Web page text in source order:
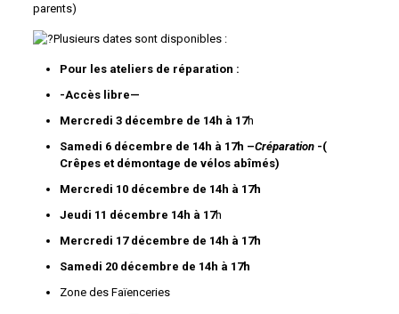
parents)
Plusieurs dates sont disponibles :
Pour les ateliers de réparation :
-Accès libre—
Mercredi 3 décembre de 14h à 17h
Samedi 6 décembre de 14h à 17h –Créparation -(
Crêpes et démontage de vélos abîmés)
Mercredi 10 décembre de 14h à 17h
Jeudi 11 décembre 14h à 17h
Mercredi 17 décembre de 14h à 17h
Samedi 20 décembre de 14h à 17h
Zone des Faïenceries